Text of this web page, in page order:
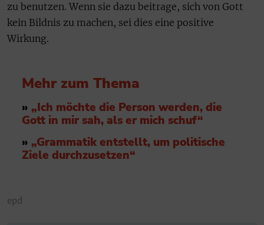
zu benutzen. Wenn sie dazu beitrage, sich von Gott
kein Bildnis zu machen, sei dies eine positive
Wirkung.
Mehr zum Thema
» „Ich möchte die Person werden, die
Gott in mir sah, als er mich schuf“
» „Grammatik entstellt, um politische
Ziele durchzusetzen“
epd